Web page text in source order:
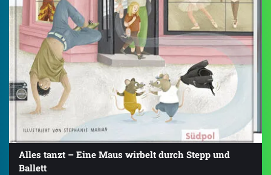
Alles tanzt – Eine Maus wirbelt durch Stepp und
Ballett